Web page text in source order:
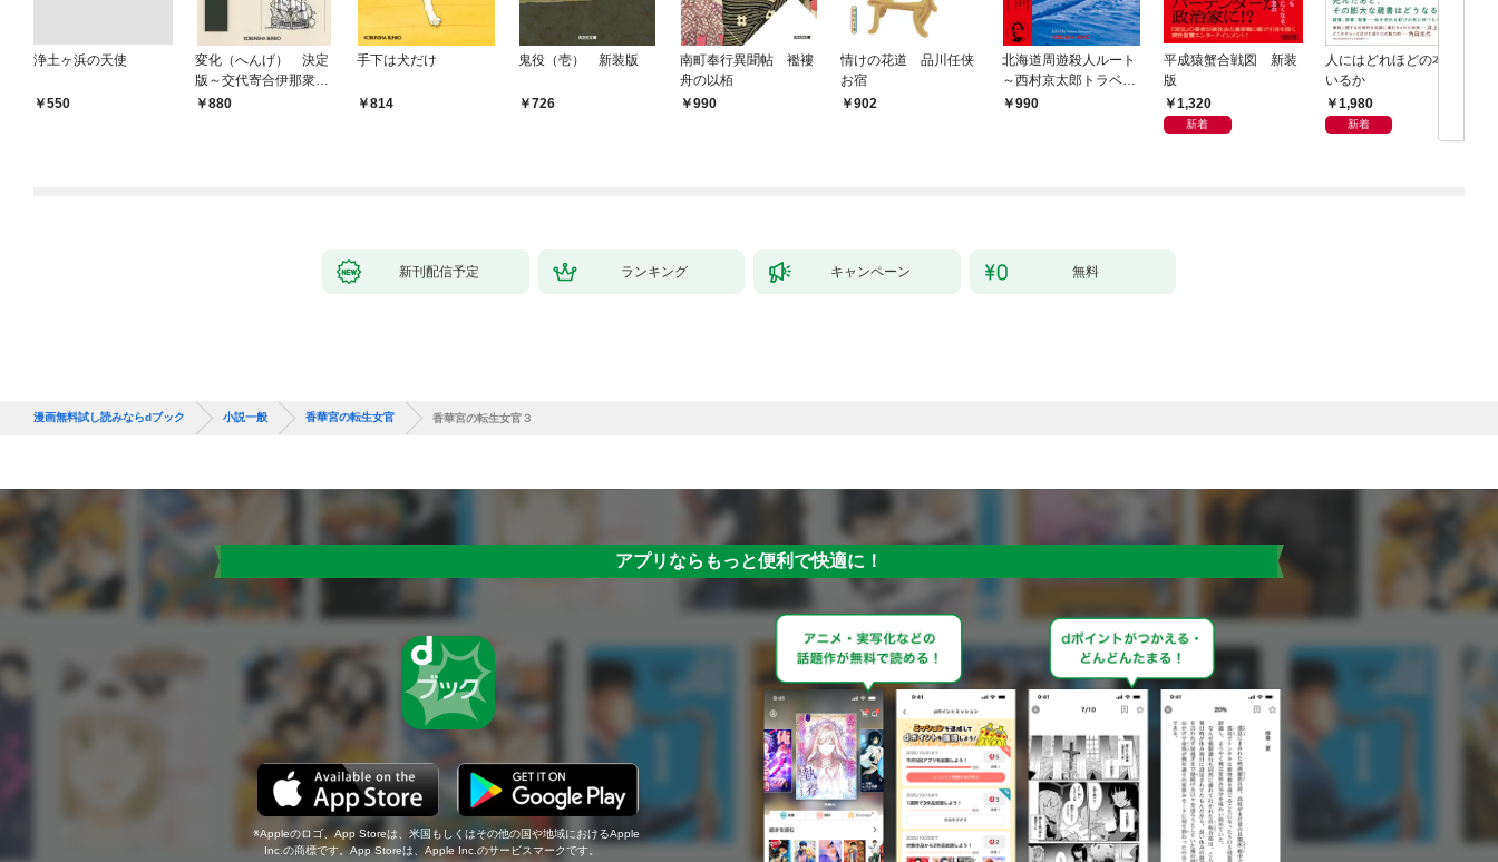
浄土ヶ浜の天使
￥550
変化（へんげ） 決定
版～交代寄合伊那衆異
聞（1）～
880
手下は犬だけ
814
鬼役（壱） 新装版
726
南町奉行異聞帖 襤褸
舟の以栢
990
情けの花道 品川任侠
お宿
902
北海道周遊殺人ルート
～西村京太郎トラベル
ミステリー・セレクシ
990
平成猿蟹合戦図 新装
版
1,320
新着
人にはどれほどの本が
いるか
1,980
新着
新刊配信予定 ランキング キャンペーン 無料
漫画無料試し読みならdブック 小説一般 香華宮の転生女官 香華宮の転生女官３
アプリならもっと便利で快適に！
Appleのロゴ、App Storeは、米国もしくはその他の国や地域におけるApple
Inc.の商標です。App Storeは、Apple Inc.のサービスマークです。